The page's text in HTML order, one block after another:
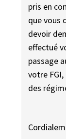
pris en
que vous
devoir
effectué
passage
votre
des